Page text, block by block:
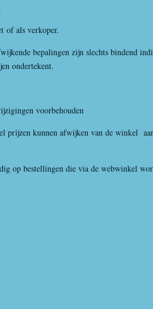
of als verkoper.
bepalingen zijn slechts bindend
ondertekent.
voorbehouden
kunnen afwijken van de winkel
op bestellingen die via de webwinkel